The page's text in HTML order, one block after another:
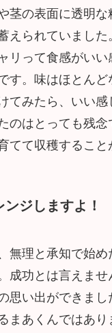
茎の表面に透明な
えられていました
リって食感がい
す。味はほとんど
てみたら、いい
のはとっても残念
てて収穫すること
ジしますよ！
無理と承知で始
成功とは言えませ
思い出ができまし
まあくんではあ